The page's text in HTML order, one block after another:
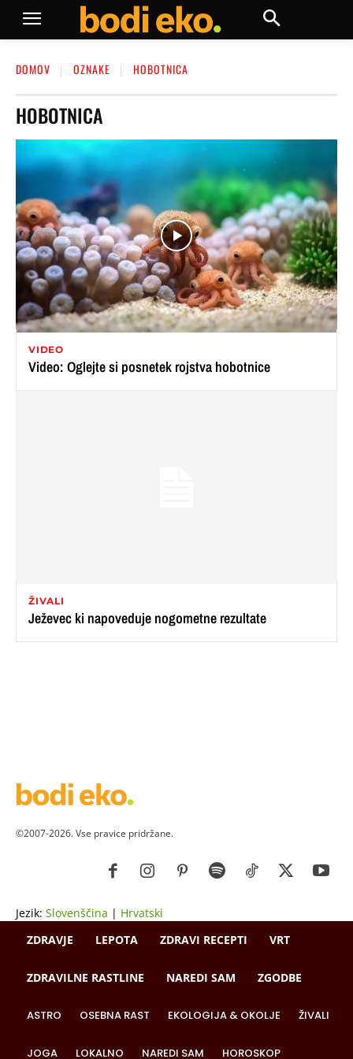
DOMOV OZNAKE HOBOTNICA
HOBOTNICA
VIDEO
Video: Oglejte si posnetek rojstva hobotnice
ŽIVALI
Ježevec ki napoveduje nogometne rezultate
©2007-2026. Vse pravice pridržane.
Jezik: Slovenščina | Hrvatski
ZDRAVJE
LEPOTA ZDRAVI RECEPTI VRT
ZDRAVILNE RASTLINE NAREDI SAM ZGODBE
ASTRO OSEBNA RAST EKOLOGIJA & OKOLJE ŽIVALI
JOGA LOKALNO NAREDI SAM HOROSKOP